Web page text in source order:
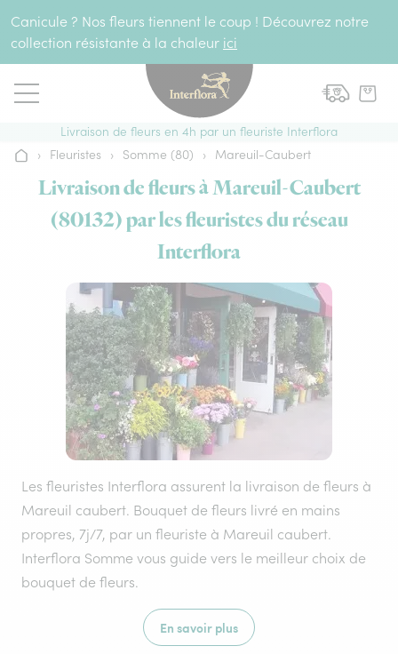
Canicule ? Nos fleurs tiennent le coup ! Découvrez notre
collection résistante à la chaleur ici
Livraison de fleurs en 4h par un fleuriste Interflora
Accueil
› Fleuristes › Somme (80) › Mareuil-Caubert
Livraison de fleurs à Mareuil-Caubert
(80132) par les fleuristes du réseau
Interflora
Les fleuristes Interflora assurent la livraison de fleurs à
Mareuil caubert. Bouquet de fleurs livré en mains
propres, 7j/7, par un fleuriste à Mareuil caubert.
Interflora Somme vous guide vers le meilleur choix de
bouquet de fleurs.
En savoir plus